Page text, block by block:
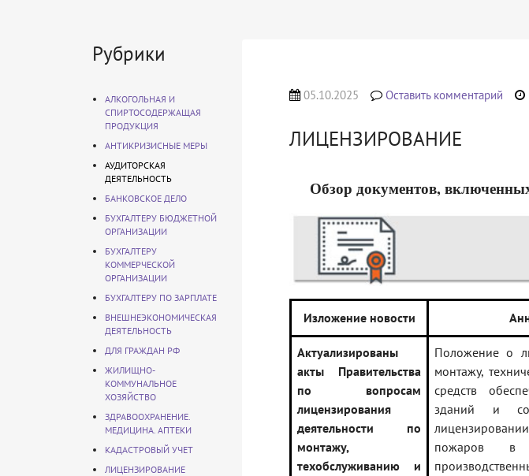
Рубрики
АЛКОГОЛЬНАЯ И
СПИРТОСОДЕРЖАЩАЯ
ПРОДУКЦИЯ
АНТИКРИЗИСНЫЕ МЕРЫ
АУДИТОРСКАЯ
ДЕЯТЕЛЬНОСТЬ
БАНКОВСКОЕ ДЕЛО
БУХГАЛТЕРУ БЮДЖЕТНОЙ
ОРГАНИЗАЦИИ
БУХГАЛТЕРУ
КОММЕРЧЕСКОЙ
ОРГАНИЗАЦИИ
БУХГАЛТЕРУ ПО ЗАРПЛАТЕ
ВНЕШНЕЭКОНОМИЧЕСКАЯ
ДЕЯТЕЛЬНОСТЬ
ДЛЯ ГРАЖДАН РФ
ЖИЛИЩНО-
КОММУНАЛЬНОЕ
ХОЗЯЙСТВО
ЗДРАВООХРАНЕНИЕ.
МЕДИЦИНА. АПТЕКИ
КАДАСТРОВЫЙ УЧЕТ
ЛИЦЕНЗИРОВАНИЕ
05.10.2025 Оставить комментарий
ЛИЦЕНЗИРОВАНИЕ
Обзор документов,
Изложение новости
Актуализированы
акты Правительства
по вопросам
лицензирования
деятельности по
монтажу,
техобслуживанию и
Положение о
монтажу,
средств
зданий и
пожаров в